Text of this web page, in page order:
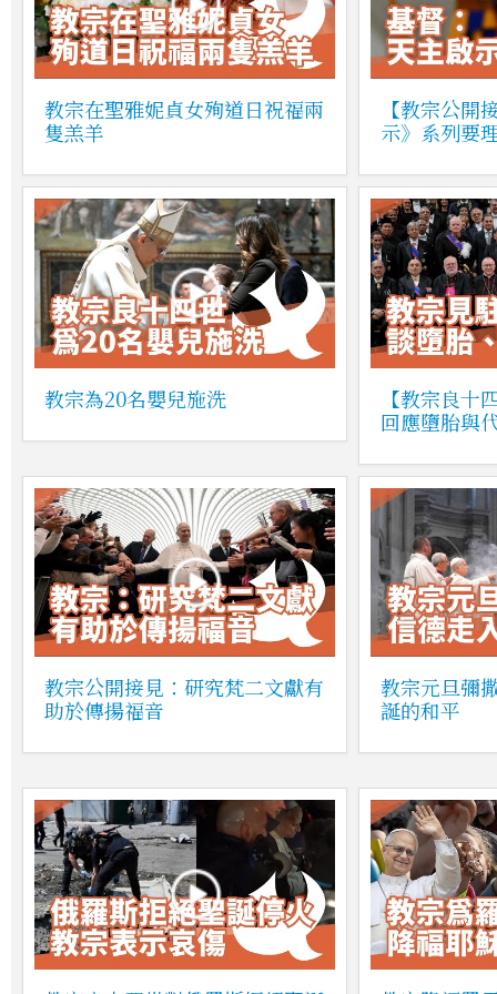
教宗在聖雅妮貞女殉道日祝福兩
隻羔羊
【教宗公開
示》系列要
教宗為20名嬰兒施洗
【教宗良十
回應墮胎與
教宗公開接見：研究梵二文獻有
助於傳揚福音
教宗元旦彌
誕的和平